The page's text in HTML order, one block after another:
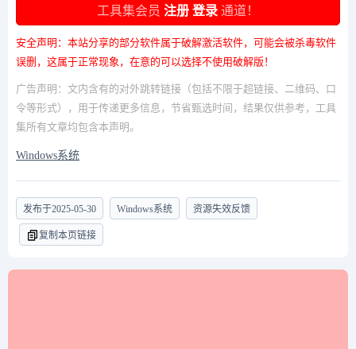
工具集会员 注册 登录 通道！
安全声明：本站分享的部分软件属于破解激活软件，可能会被杀毒软件
误删，这属于正常现象，在意的可以选择不使用破解版！
广告声明：文内含有的对外跳转链接（包括不限于超链接、二维码、口
令等形式），用于传递更多信息，节省甄选时间，结果仅供参考，工具
集所有文章均包含本声明。
Windows系统
发布于2025-05-30 Windows系统 资源失效反馈
复制本页链接